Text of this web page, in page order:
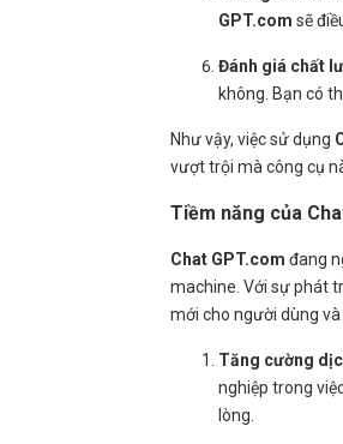
GPT.com sẽ
Đánh giá chất
không. Bạn có
Như vậy, việc sử dụng
vượt trội mà công cụ
Tiềm năng của
Chat GPT.com đang
machine. Với sự phát
mới cho người dùng
Tăng cường
nghiệp trong
lòng.